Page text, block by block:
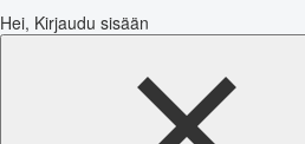
Hei, Kirjaudu sisään